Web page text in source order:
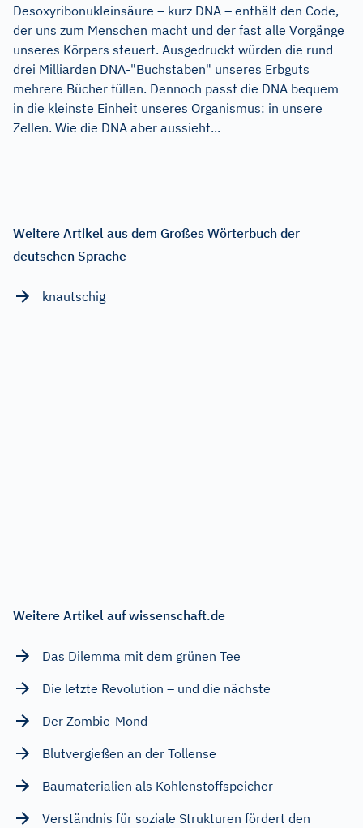
Desoxyribonukleinsäure – kurz DNA – enthält den Code,
der uns zum Menschen macht und der fast alle Vorgänge
unseres Körpers steuert. Ausgedruckt würden die rund
drei Milliarden DNA-"Buchstaben" unseres Erbguts
mehrere Bücher füllen. Dennoch passt die DNA bequem
in die kleinste Einheit unseres Organismus: in unsere
Zellen. Wie die DNA aber aussieht...
Weitere Artikel aus dem Großes Wörterbuch der
deutschen Sprache
knautschig
Weitere Artikel auf wissenschaft.de
Das Dilemma mit dem grünen Tee
Die letzte Revolution – und die nächste
Der Zombie-Mond
Blutvergießen an der Tollense
Baumaterialien als Kohlenstoffspeicher
Verständnis für soziale Strukturen fördert den